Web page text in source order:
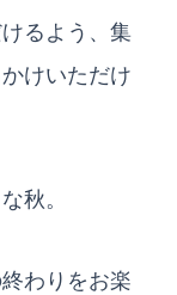
るよう、集
けいただけ
秋。
わりをお楽